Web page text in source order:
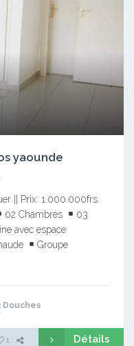
yaounde
|| Prix: 1.000.000frs
02 Chambres
03
avec espace
Groupe
Douches
1 Détails